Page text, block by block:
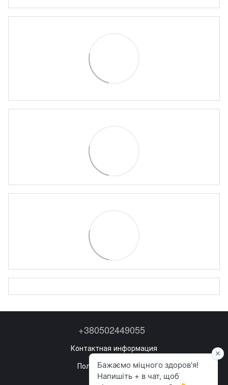
+380502449055
Контактная информация
Полная версия сайта